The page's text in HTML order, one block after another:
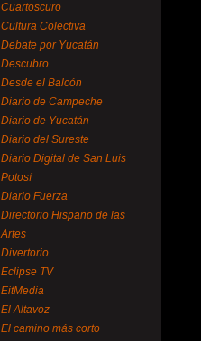
Cuartoscuro
Cultura Colectiva
Debate por Yucatán
Descubro
Desde el Balcón
Diario de Campeche
Diario de Yucatán
Diario del Sureste
Diario Digital de San Luis
Potosí
Diario Fuerza
Directorio Hispano de las
Artes
Divertorio
Eclipse TV
EitMedia
El Altavoz
El camino más corto